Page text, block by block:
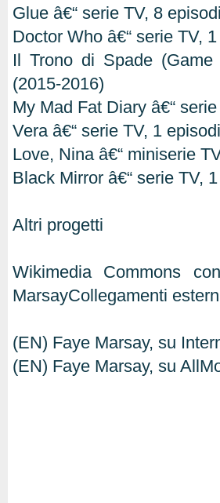
Glue â€“ serie TV, 8
Doctor Who â€“ serie TV,
Il Trono di Spade
(2015-2016)
My Mad Fat Diary â€“
Vera â€“ serie TV, 1
Love, Nina â€“ miniserie
Black Mirror â€“ serie TV,
Altri progetti
Wikimedia Commons
MarsayCollegamenti
(EN) Faye Marsay, su
(EN) Faye Marsay, su